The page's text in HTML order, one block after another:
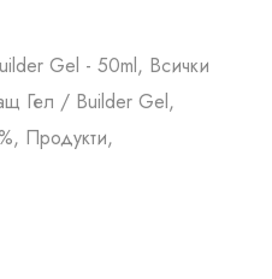
Gel - 50ml, Всички
Гел / Builder Gel,
Продукти,